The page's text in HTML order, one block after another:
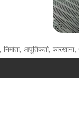
आपूर्तिकर्ता,